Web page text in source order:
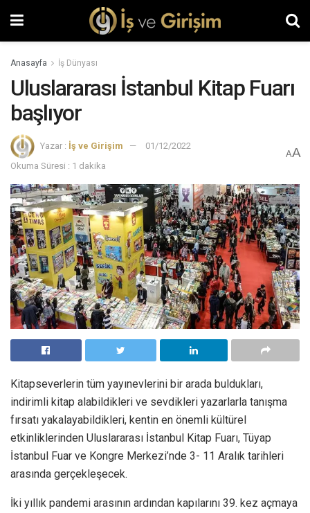
Anasayfa İş Dünyası
Uluslararası İstanbul Kitap Fuarı
başlıyor
Yazar : İş ve Girişim
01/12/2022
Okuma Süresi : 1 dakika
AA
Kitapseverlerin tüm yayınevlerini bir arada buldukları,
indirimli kitap alabildikleri ve sevdikleri yazarlarla tanışma
fırsatı yakalayabildikleri, kentin en önemli kültürel
etkinliklerinden Uluslararası İstanbul Kitap Fuarı, Tüyap
İstanbul Fuar ve Kongre Merkezi’nde 3- 11 Aralık tarihleri
arasında gerçekleşecek.
İki yıllık pandemi arasının ardından kapılarını 39. kez açmaya